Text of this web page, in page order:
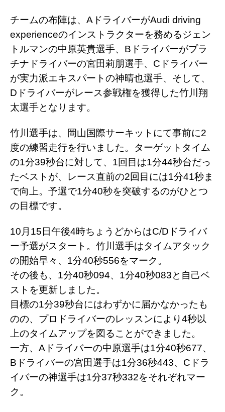
チームの布陣は、AドライバーがAudi driving
experienceのインストラクターを務めるジェン
トルマンの中原英貴選手、Bドライバーがプラ
チナドライバーの宮田莉朋選手、Cドライバー
が実力派エキスパートの神晴也選手、そして、
Dドライバーがレース参戦権を獲得した竹川翔
太選手となります。
竹川選手は、岡山国際サーキットにて事前に2
度の練習走行を行いました。ターゲットタイム
の1分39秒台に対して、1回目は1分44秒台だっ
たベストが、レース直前の2回目には1分41秒ま
で向上。予選で1分40秒を突破するのがひとつ
の目標です。
10月15日午後4時ちょうどからはC/Dドライバ
ー予選がスタート。竹川選手はタイムアタック
の開始早々、1分40秒556をマーク。
その後も、1分40秒094、1分40秒083と自己ベ
ストを更新しました。
目標の1分39秒台にはわずかに届かなかったも
のの、プロドライバーのレッスンにより4秒以
上のタイムアップを図ることができました。
一方、Aドライバーの中原選手は1分40秒677、
Bドライバーの宮田選手は1分36秒443、Cドラ
イバーの神選手は1分37秒332をそれぞれマー
ク。